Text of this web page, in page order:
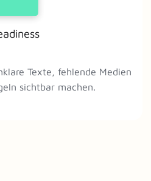
Texte, fehlende Medien
sichtbar machen.